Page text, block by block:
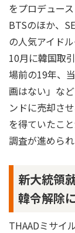
をプロデュー
BTSのほか、
の人気アイド
10月に韓国取
場前の19年、
画はない」な
ンドに売却さ
を得ていたこ
調査が進められ
新大統領
韓令解除
THAADミサイ